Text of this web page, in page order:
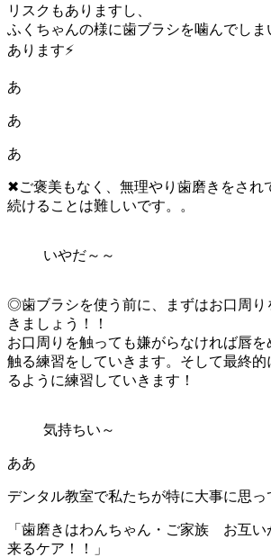
リスクもありますし、
ふくちゃんの様に歯ブラシを噛んでしま
あります⚡
あ
あ
あ
✖ご褒美もなく、無理やり歯磨きをされ
続けることは難しいです。。
いやだ～～
◎歯ブラシを使う前に、まずはお口周り
きましょう！！
お口周りを触っても嫌がらなければ唇
触る練習をしていきます。そして最終
るように練習していきます！
気持ちい～
ああ
デンタル教室で私たちが特に大事に思っ
「歯磨きはわんちゃん・ご家族 お互い
来るケア！！」